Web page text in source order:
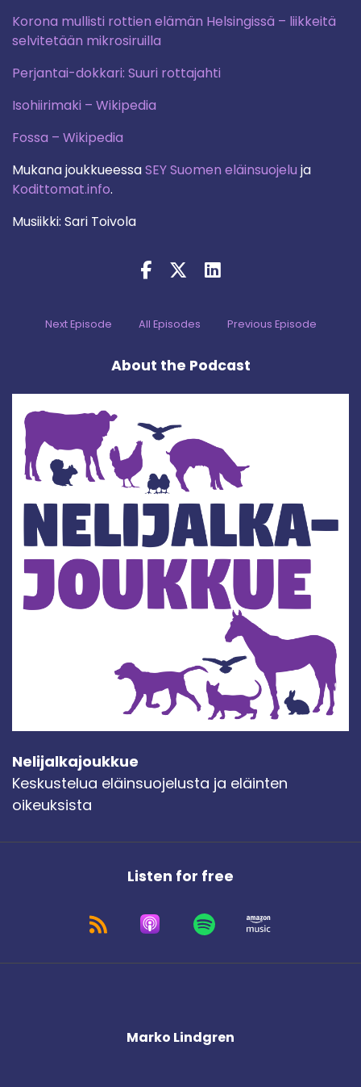
Korona mullisti rottien elämän Helsingissä – liikkeitä
selvitetään mikrosiruilla
Perjantai-dokkari: Suuri rottajahti
Isohiirimaki – Wikipedia
Fossa – Wikipedia
Mukana joukkueessaSEY Suomen eläinsuojelu ja
Kodittomat.info.
Musiikki: Sari Toivola
Next Episode All Episodes Previous Episode
About the Podcast
Nelijalkajoukkue
Keskustelua eläinsuojelusta ja eläinten
oikeuksista
Listen for free
Marko Lindgren